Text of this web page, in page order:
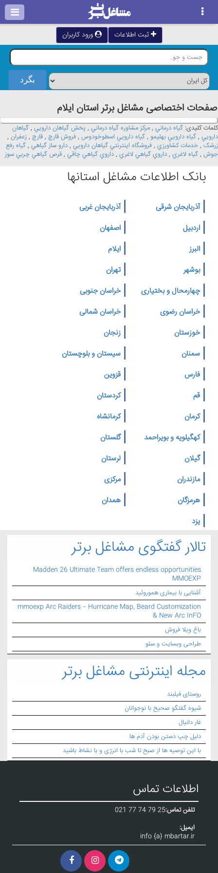
ثبت اطلاعات ورود کاربران
صفحات اختصاصی مشاغل برتر استان ايلام
کلمات کلیدی: گياه درماني , مرکز مشاوره گياه درماني , پخش گياهان دارويي , گياهان
دارويي , گياه دارويي بهليمو , گياه دارويي اسطوخودوس , فروش قارچ , قارچ , زعفران ,
زرشک , خدمات کشاورزي , فروشگاه اينترنتي گياهان دارويي , دارو ساز گياهي , گياه رفع
جوش , گياه لاغري , داروي گياهي لاغري , داروي گياهي چاقي , قرص گياهي چربي سوز
بانک اطلاعات مشاغل استانها
آذربایجان شرقی
آذربایجان غربی
اردبیل
اصفهان
البرز
ایلام
بوشهر
تهران
چهارمحال و بختیاری
خراسان جنوبی
خراسان رضوی
خراسان شمالی
خوزستان
زنجان
سمنان
سیستان و بلوچستان
فارس
قزوین
قم
کردستان
کرمان
کرمانشاه
کهگیلویه و بویراحمد
گلستان
گیلان
لرستان
مازندران
مرکزی
هرمزگان
همدان
یزد
تالار گفتگوی مشاغل برتر
Madden 26 Ultimate Team offers endless opportunities
MMOEXP
آشنایی با بیماری هموروئید
mmoexp Arc Raiders – Hurricane Map, Beard Customization
& New Arc InFO
باغ ویلا فروش
طراحی وبسایت و سئو
مجله اینترنتی مشاغل برتر
روستای فیلبند
شیوه گفتگو صحیح با نوجوانان
غار دانیال
دلیل چپ دستن بودن آدم ها
با این توصیه ها از صبح تا شب با انرژی و با نشاط باشید
اطلاعات تماس
تلفن تماس:021 77 74 79 25
ایمیل:
info {a} mbartar.ir